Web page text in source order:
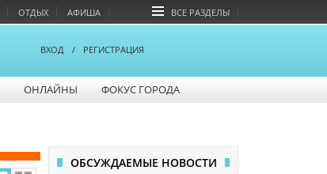
ОТДЫХ АФИША ВСЕ РАЗДЕЛЫ
ВХОД / РЕГИСТРАЦИЯ
ОНЛАЙНЫ ФОКУС ГОРОДА
ОБСУЖДАЕМЫЕ НОВОСТИ